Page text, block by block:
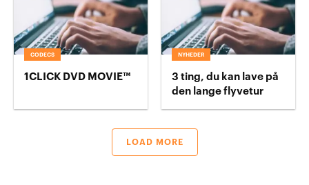
CODECS
1CLICK DVD MOVIE™
NYHEDER
3 ting, du kan lave på
den lange flyvetur
LOAD MORE